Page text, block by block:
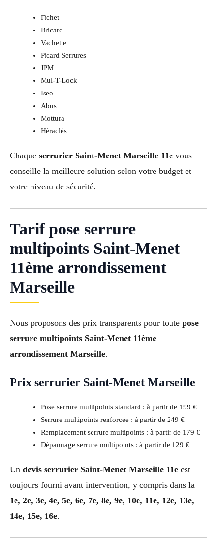
Fichet
Bricard
Vachette
Picard Serrures
JPM
Mul-T-Lock
Iseo
Abus
Mottura
Héraclès
Chaque serrurier Saint-Menet Marseille 11e vous
conseille la meilleure solution selon votre budget et
votre niveau de sécurité.
Tarif pose serrure
multipoints Saint-Menet
11ème arrondissement
Marseille
Nous proposons des prix transparents pour toute pose
serrure multipoints Saint-Menet 11ème
arrondissement Marseille.
Prix serrurier Saint-Menet Marseille
Pose serrure multipoints standard : à partir de 199 €
Serrure multipoints renforcée : à partir de 249 €
Remplacement serrure multipoints : à partir de 179 €
Dépannage serrure multipoints : à partir de 129 €
Un devis serrurier Saint-Menet Marseille 11e est
toujours fourni avant intervention, y compris dans la
1e, 2e, 3e, 4e, 5e, 6e, 7e, 8e, 9e, 10e, 11e, 12e, 13e,
14e, 15e, 16e.